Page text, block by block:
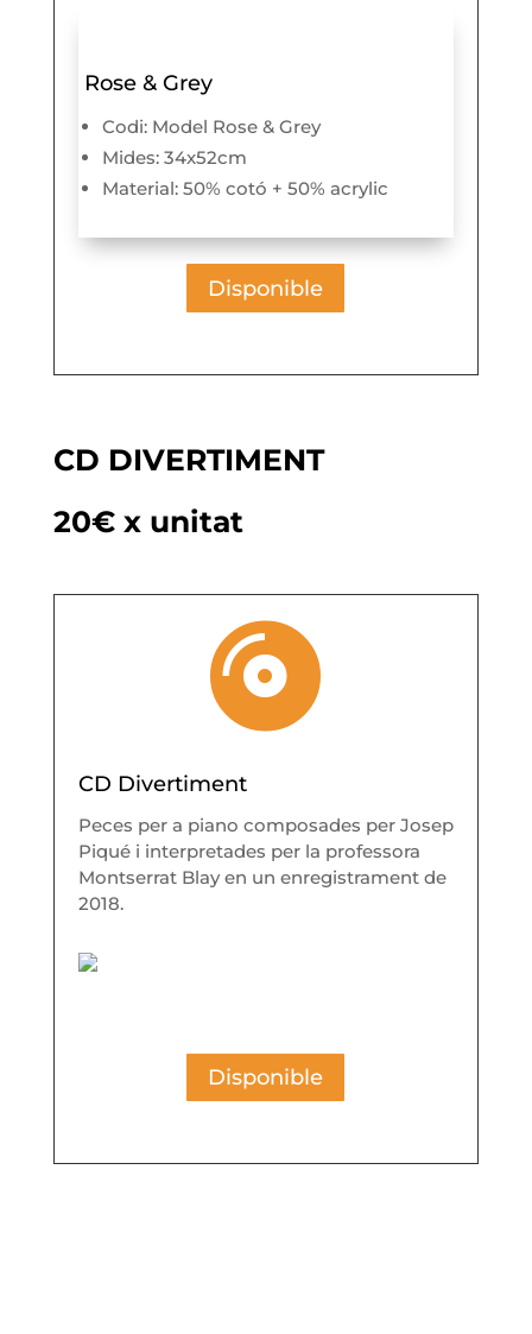
Rose & Grey
Codi: Model Rose & Grey
Mides: 34x52cm
Material: 50% cotó + 50% acrylic
Disponible
CD DIVERTIMENT
20€ x unitat

CD Divertiment
Peces per a piano composades per Josep
Piqué i interpretades per la professora
Montserrat Blay en un enregistrament de
2018.
Disponible